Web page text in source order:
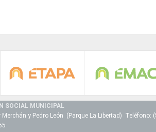
SOCIAL MUNICIPAL
Merchán y Pedro León (Parque La Libertad) Teléfono: